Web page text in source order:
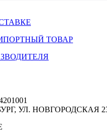
ТОВАР
УЛ. НОВГОРОДСКАЯ